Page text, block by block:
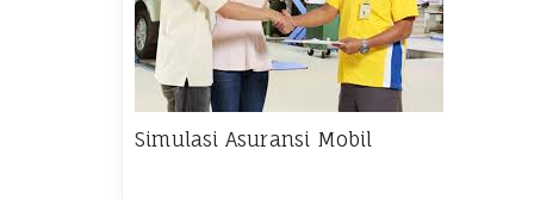
Simulasi Asuransi Mobil